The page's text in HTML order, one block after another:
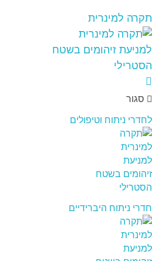
תקרה למינרית
סגור
לחדרי ניתוח וטיפולים
חדרי ניתוח היברידיים